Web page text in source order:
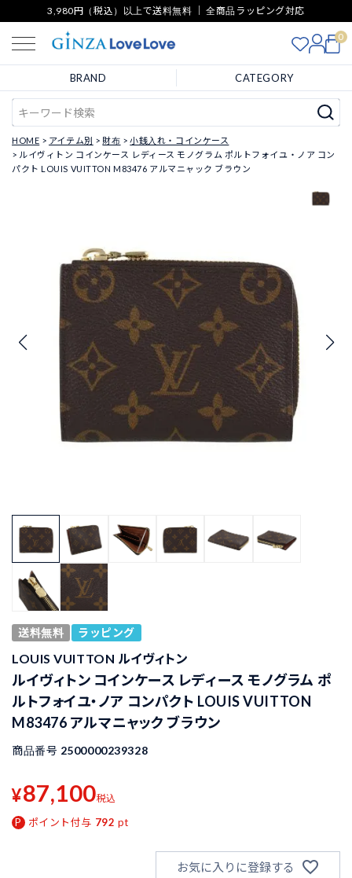
3,980円（税込）以上で送料無料 ｜ 全商品ラッピング対応
0
BRAND CATEGORY
HOME アイテム別 財布
小銭入れ・コインケース
ルイヴィトン コインケース レディース モノグラム ポルトフォイユ・ノア コン
パクト LOUIS VUITTON M83476 アルマニャック ブラウン
送料無料 ラッピング
LOUIS VUITTON ルイヴィトン
ルイヴィトン コインケース レディース モノグラム ポ
ルトフォイユ・ノア コンパクト LOUIS VUITTON
M83476 アルマニャック ブラウン
商品番号 2500000239328
¥87,100税込
ポイント付与 792 pt
お気に入りに登録する